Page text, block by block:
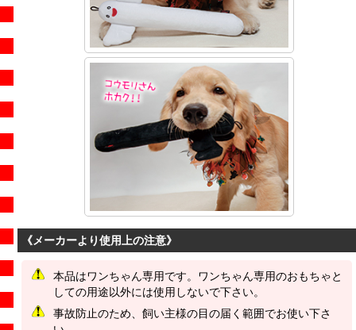
《メーカーより使用上の注意》
本品はワンちゃん専用です。ワンちゃん専用のおもちゃと
しての用途以外には使用しないで下さい。
事故防止のため、飼い主様の目の届く範囲でお使い下さ